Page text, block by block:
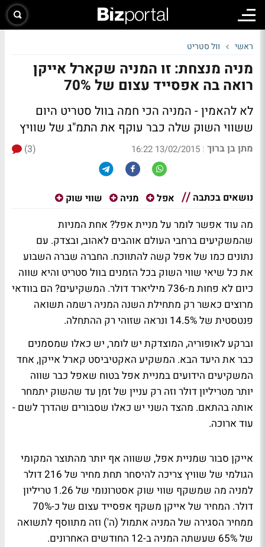
ראשי וול סטריט
מניה מנצחת: זו המניה שקארל אייקן
רואה בה אפסייד עצום של 70%
לא להאמין - המניה הכי חמה בוול סטריט היום
ששווי השוק שלה כבר עוקף את התמ"ג של שוויץ
מתן בן ברוך |
13/02/2015 16:22
(3)
נושאים בכתבה אפל מניה שווי שוק
מה עוד אפשר לומר על מניית אפל? אחת המניות
שהמשקיעים ברחבי העולם אוהבים לאהוב, ובצדק. עם
נתונים כמו של אפל קשה להתווכח. החברה שברה השבוע
את כל שיאי שווי השוק בכל הזמנים בוול סטריט והיא שווה
כיום לא פחות מ-736 מיליארד דולר. המשקיעים? הם בוודאי
מרוצים כאשר רק מתחילת השנה המניה רשמה תשואה
פנטסטית של 14.5% ונראה שזוהי רק ההתחלה.
וברקע לאופוריה, המוצדקת יש לומר, יש כאלו שמסמנים
כבר את היעד הבא. המשקיע האקטיביסט קארל אייקן, אחד
המשקיעים הידועים במניית אפל בטוח שאפל כבר שווה
יותר מטריליון דולר וזה רק עניין של זמן עד שהשוק יתמחר
אותה בהתאם. מהצד השני יש כאלו שסבורים שהדרך לשם -
עוד ארוכה.
אייקן סבור שמניית אפל, ששווה אף יותר מהתוצר המקומי
הגולמי של שוויץ צריכה להיסחר תחת מחיר של 216 דולר
למניה מה שמשקף שווי שוק אסטרונומי של 1.26 טריליון
דולר. המחיר של אייקן משקף אפסייד עצום של כ-70%
ממחיר הסגירה של המניה אתמול (ה') וזה מתווסף לתשואה
של 65% שעשתה המניה ב-12 החודשים האחרונים.